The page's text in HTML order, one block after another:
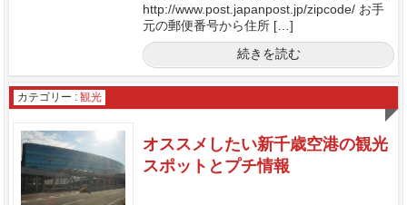
http://www.post.japanpost.jp/zipcode/ お手
元の郵便番号から住所 […]
続きを読む
カテゴリー : 観光
オススメしたい新千歳空港の観光
スポットとプチ情報